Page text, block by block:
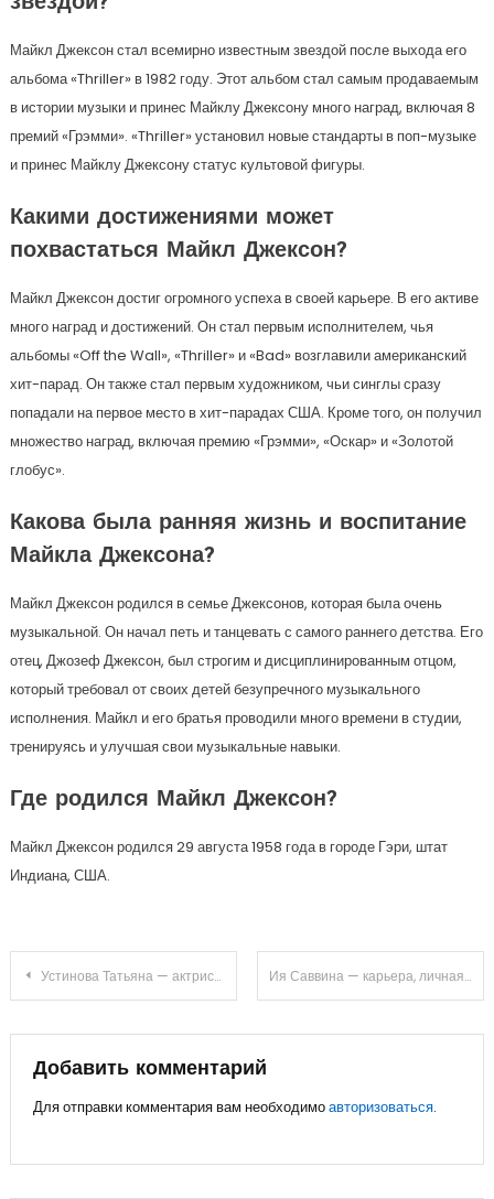
Майкл Джексон стал всемирно известным звездой после выхода его
альбома «Thriller» в 1982 году. Этот альбом стал самым продаваемым
в истории музыки и принес Майклу Джексону много наград, включая 8
премий «Грэмми». «Thriller» установил новые стандарты в поп-музыке
и принес Майклу Джексону статус культовой фигуры.
Какими достижениями может
похвастаться Майкл Джексон?
Майкл Джексон достиг огромного успеха в своей карьере. В его активе
много наград и достижений. Он стал первым исполнителем, чья
альбомы «Off the Wall», «Thriller» и «Bad» возглавили американский
хит-парад. Он также стал первым художником, чьи синглы сразу
попадали на первое место в хит-парадах США. Кроме того, он получил
множество наград, включая премию «Грэмми», «Оскар» и «Золотой
глобус».
Какова была ранняя жизнь и воспитание
Майкла Джексона?
Майкл Джексон родился в семье Джексонов, которая была очень
музыкальной. Он начал петь и танцевать с самого раннего детства. Его
отец, Джозеф Джексон, был строгим и дисциплинированным отцом,
который требовал от своих детей безупречного музыкального
исполнения. Майкл и его братья проводили много времени в студии,
тренируясь и улучшая свои музыкальные навыки.
Где родился Майкл Джексон?
Майкл Джексон родился 29 августа 1958 года в городе Гэри, штат
Индиана, США.
Навигация
записям
Устинова Татьяна — актриса, чья биография и личная жизнь поражают своими разнообразными оттенками и уникальными моментами Ия Саввина — карьера, личная жизнь и значимые достижения в жизни
Добавить комментарий
Для отправки комментария вам необходимоавторизоваться.